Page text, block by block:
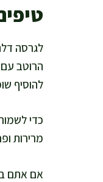
לגרסה
להוסיף
כדי
מרירות ופחות נעים.
אם אתם